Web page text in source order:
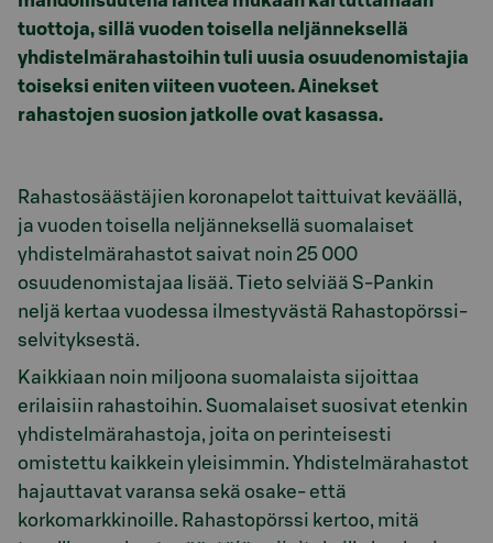
tuottoja, sillä vuoden toisella neljänneksellä
yhdistelmärahastoihin tuli uusia osuudenomistajia
toiseksi eniten viiteen vuoteen. Ainekset
rahastojen suosion jatkolle ovat kasassa.
Rahastosäästäjien koronapelot taittuivat keväällä,
ja vuoden toisella neljänneksellä suomalaiset
yhdistelmärahastot saivat noin 25 000
osuudenomistajaa lisää. Tieto selviää S-Pankin
neljä kertaa vuodessa ilmestyvästä Rahastopörssi-
selvityksestä.
Kaikkiaan noin miljoona suomalaista sijoittaa
erilaisiin rahastoihin. Suomalaiset suosivat etenkin
yhdistelmärahastoja, joita on perinteisesti
omistettu kaikkein yleisimmin. Yhdistelmärahastot
hajauttavat varansa sekä osake- että
korkomarkkinoille. Rahastopörssi kertoo, mitä